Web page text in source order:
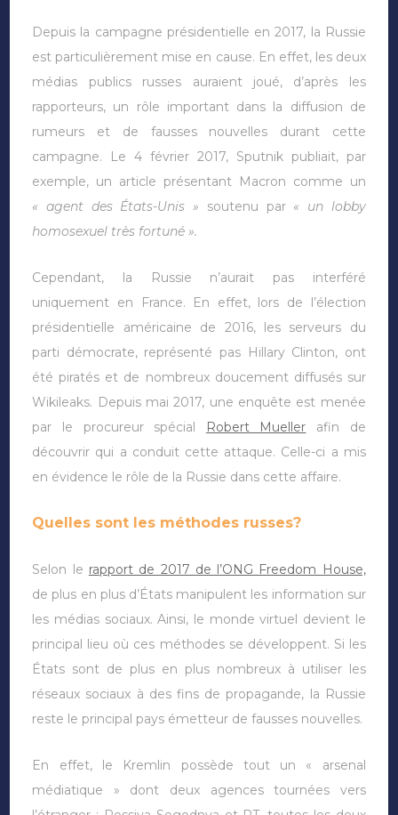
Depuis la campagne présidentielle en 2017, la Russie
est particulièrement mise en cause. En effet, les deux
médias publics russes auraient joué, d’après les
rapporteurs, un rôle important dans la diffusion de
rumeurs et de fausses nouvelles durant cette
campagne. Le 4 février 2017, Sputnik publiait, par
exemple, un article présentant Macron comme un
« agent des États-Unis » soutenu par « un lobby
homosexuel très fortuné ».
Cependant, la Russie n’aurait pas interféré
uniquement en France. En effet, lors de l’élection
présidentielle américaine de 2016, les serveurs du
parti démocrate, représenté pas Hillary Clinton, ont
été piratés et de nombreux doucement diffusés sur
Wikileaks. Depuis mai 2017, une enquête est menée
par le procureur spécial
Robert Mueller afin de
découvrir qui a conduit cette attaque. Celle-ci a mis
en évidence le rôle de la Russie dans cette affaire.
Quelles sont les méthodes russes?
Selon le rapport de 2017 de l’ONG Freedom House,
de plus en plus d’États manipulent les information sur
les médias sociaux. Ainsi, le monde virtuel devient le
principal lieu où ces méthodes se développent. Si les
États sont de plus en plus nombreux à utiliser les
réseaux sociaux à des fins de propagande, la Russie
reste le principal pays émetteur de fausses nouvelles.
En effet, le Kremlin possède tout un « arsenal
médiatique » dont deux agences tournées vers